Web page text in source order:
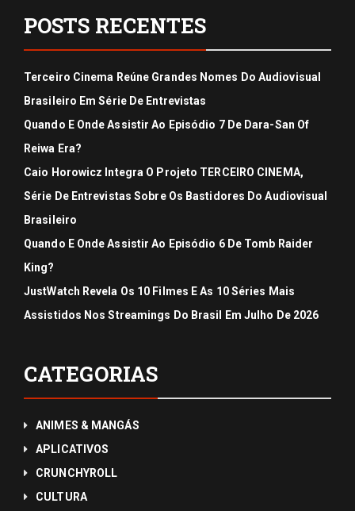
POSTS RECENTES
Terceiro Cinema Reúne Grandes Nomes Do Audiovisual
Brasileiro Em Série De Entrevistas
Quando E Onde Assistir Ao Episódio 7 De Dara-San Of
Reiwa Era?
Caio Horowicz Integra O Projeto TERCEIRO CINEMA,
Série De Entrevistas Sobre Os Bastidores Do Audiovisual
Brasileiro
Quando E Onde Assistir Ao Episódio 6 De Tomb Raider
King?
JustWatch Revela Os 10 Filmes E As 10 Séries Mais
Assistidos Nos Streamings Do Brasil Em Julho De 2026
CATEGORIAS
ANIMES & MANGÁS
APLICATIVOS
CRUNCHYROLL
CULTURA